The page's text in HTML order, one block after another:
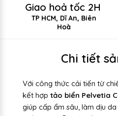
Giao hoả tốc 2H
TP HCM, Dĩ An, Biên
Hoà
Chi tiết
Với công thức cải tiến từ
kết hợp tảo biển Pelvetia
giúp cấp ẩm sâu, làm dịu